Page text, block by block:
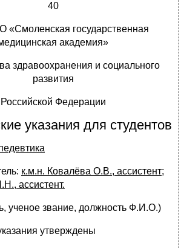
40
«Смоленская государственная
академия»
здравоохранения и социального
развития
Российской Федерации
указания для студентов
к.м.н. Ковалёва О.В., ассистент;
ассистент.
ученое звание, должность Ф.И.О.)
утверждены